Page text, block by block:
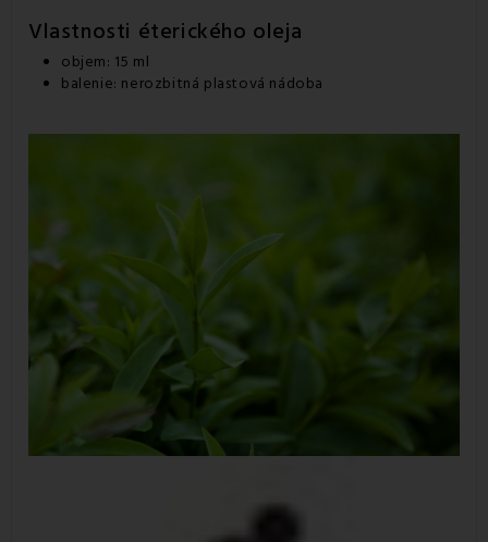
Vlastnosti éterického oleja
objem: 15 ml
balenie: nerozbitná plastová nádoba